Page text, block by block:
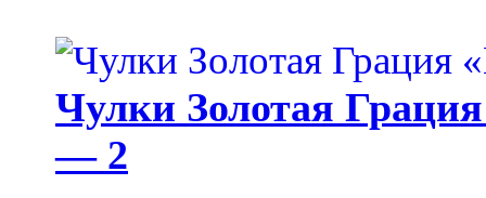
Чулки Золотая
— 2